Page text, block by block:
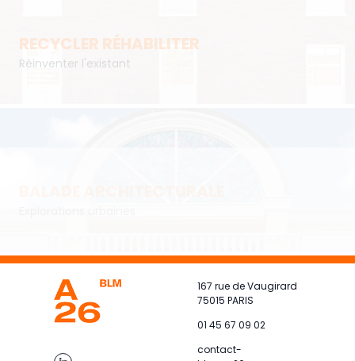
RECYCLER RÉHABILITER
Réinventer l'existant
167 rue de Vaugirard
75015 PARIS
01 45 67 09 02
contact-